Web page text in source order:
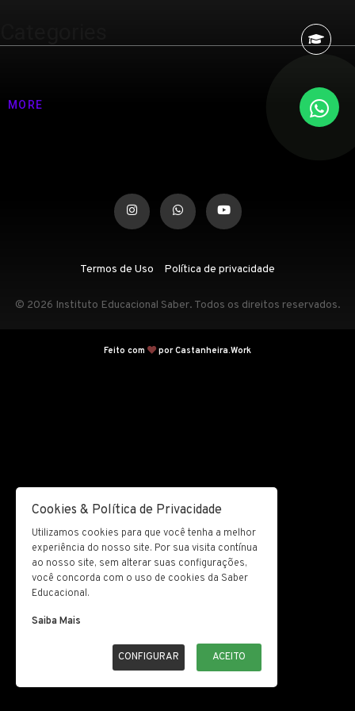
MORE
Termos de Uso Política de privacidade
© 2026 Instituto Educacional Saber. Todos os direitos reservados.
Feito com por Castanheira.Work
Cookies & Política de Privacidade
Utilizamos cookies para que você tenha a melhor
experiência do nosso site. Por sua visita contínua
ao nosso site, sem alterar suas configurações,
você concorda com o uso de cookies da Saber
Educacional.
Saiba Mais
CONFIGURAR ACEITO